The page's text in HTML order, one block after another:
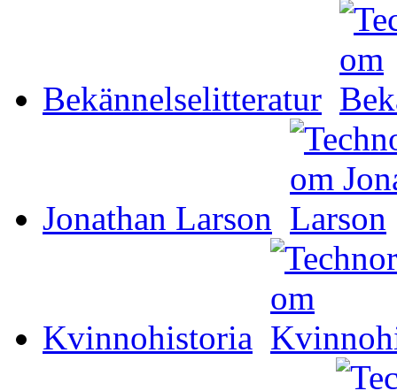
Bekännelselitteratur
Jonathan Larson
Kvinnohistoria